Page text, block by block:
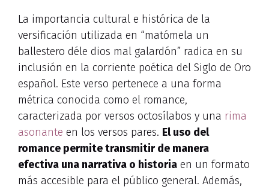
La importancia cultural e histórica de la
versificación utilizada en “matómela un
ballestero déle dios mal galardón” radica en su
inclusión en la corriente poética del Siglo de Oro
español. Este verso pertenece a una forma
métrica conocida como el romance,
caracterizada por versos octosílabos y una rima
asonante en los versos pares. El uso del
romance permite transmitir de manera
efectiva una narrativa o historia en un formato
más accesible para el público general. Además,